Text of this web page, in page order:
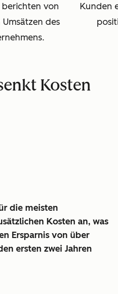
von
des
Kunden
Kosten
die meisten
Kosten an, was
Ersparnis von über
ersten zwei Jahren